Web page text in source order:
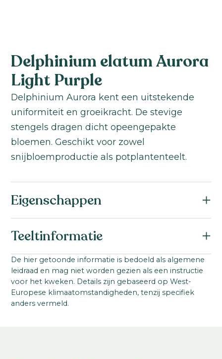
Delphinium elatum Aurora
Light Purple
Delphinium Aurora kent een uitstekende
uniformiteit en groeikracht. De stevige
stengels dragen dicht opeengepakte
bloemen. Geschikt voor zowel
snijbloemproductie als potplantenteelt.
Eigenschappen
Delphinium elatum
Familie:
Ranunculaceae
Serienaam:
Aurora
Teeltinformatie
Startmateriaal:
Zaad
Steellengte:
90-120cm
De hier getoonde informatie is bedoeld als algemene
leidraad en mag niet worden gezien als een instructie
voor het kweken. Details zijn gebaseerd op West-
Europese klimaatomstandigheden, tenzij specifiek
anders vermeld.